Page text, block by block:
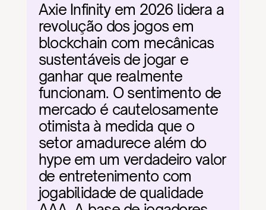
Axie Infinity em 2026 lidera a
revolução dos jogos em
blockchain com mecânicas
sustentáveis de jogar e
ganhar que realmente
funcionam. O sentimento de
mercado é cautelosamente
otimista à medida que o
setor amadurece além do
hype em um verdadeiro valor
de entretenimento com
jogabilidade de qualidade